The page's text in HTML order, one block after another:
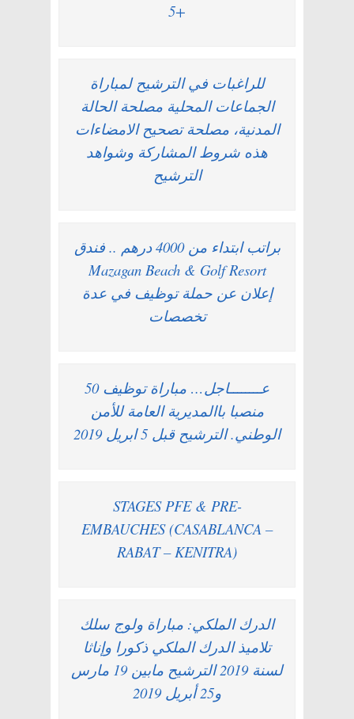
+5
للراغبات في الترشيح لمباراة
الجماعات المحلية مصلحة الحالة
المدنية، مصلحة تصحيح الامضاءات
هذه شروط المشاركة وشواهد
الترشيح
براتب ابتداء من 4000 درهم .. فندق
Mazagan Beach & Golf Resort
إعلان عن حملة توظيف في عدة
تخصصات
عــــــــاجل… مباراة توظيف 50
منصبا باالمديرية العامة للأمن
الوطني. الترشيح قبل 5 ابريل 2019
STAGES PFE & PRE-
EMBAUCHES (CASABLANCA –
RABAT – KENITRA)
الدرك الملكي: مباراة ولوج سلك
تلاميذ الدرك الملكي ذكورا وإناثا
لسنة 2019 الترشيح مابين 19 مارس
و25 أبريل 2019